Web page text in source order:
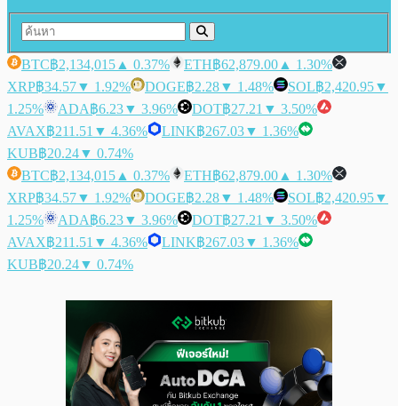
BTC฿2,134,015 ▲ 0.37% ETH฿62,879.00 ▲ 1.30%
XRP฿34.57▼ 1.92% DOGE฿2.28▼ 1.48% SOL฿2,420.95▼
1.25%
ADA฿6.23▼ 3.96% DOT฿27.21 ▼ 3.50%
AVAX฿211.51 ▼ 4.36% LINK฿267.03▼ 1.36%
KUB฿20.24▼ 0.74%
BTC฿2,134,015 ▲ 0.37% ETH฿62,879.00 ▲ 1.30%
XRP฿34.57▼ 1.92% DOGE฿2.28▼ 1.48% SOL฿2,420.95▼
1.25%
ADA฿6.23▼ 3.96% DOT฿27.21 ▼ 3.50%
AVAX฿211.51 ▼ 4.36% LINK฿267.03▼ 1.36%
KUB฿20.24▼ 0.74%